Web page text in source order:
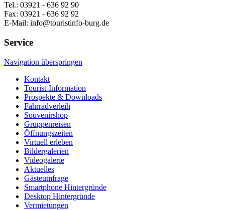
Tel.: 03921 - 636 92 90
Fax: 03921 - 636 92 92
E-Mail: info@touristinfo-burg.de
Service
Navigation überspringen
Kontakt
Tourist-Information
Prospekte & Downloads
Fahrradverleih
Souvenirshop
Gruppenreisen
Öffnungszeiten
Virtuell erleben
Bildergalerien
Videogalerie
Aktuelles
Gästeumfrage
Smartphone Hintergründe
Desktop Hintergründe
Vermietungen